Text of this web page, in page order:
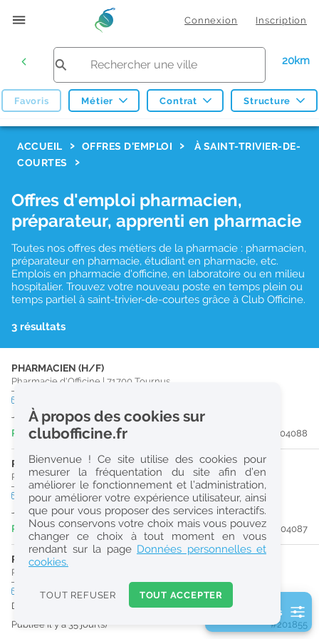
Connexion Inscription
20km
Favoris Métier Contrat Structure
Réinitialiser
2
0
k
Consulter les offres de la France d'outre-mer
ACCUEIL OFFRES D'EMPLOI
À SAINT-TRIVIER-DE-
COURTES
Offres d'emploi pharmacien,
préparateur, apprenti en pharmacie
Toutes nos offres des métiers de la pharmacie : pharmacien,
préparateur en pharmacie, étudiant en pharmacie, etc.
Emplois en pharmacie d'officine, en laboratoire ou en milieu
hospitalier. Trouvez votre nouveau poste en temps plein ou
temps partiel à saint-trivier-de-courtes grâce à Club Officine.
3 résultats
PHARMACIEN (H/F)
Pharmacie d'Officine | 71700 Tournus
Jusqu'au 30/12/26
Publiée il y a 4 jour(s)
#204088
PRÉPARATEUR EN PHARMACIE (H/F)
Pharmacie d'Officine|71700Tournus
CDDtemps partiel
Jusqu'au 29/12/26
Publiée il y a 4 jour(s)
#204087
PHARMACIEN (H/F)
Pharmacie d'Officine
CDItemps plein
Dès que possible
URGENT
Publiée il y a 35 jour(s) #201855
2 filtre(s) actifs
À propos des cookies sur
clubofficine.fr
Bienvenue ! Ce site utilise des cookies pour
mesurer la fréquentation du site afin d’en
améliorer le fonctionnement et l’administration,
pour améliorer votre expérience utilisateur, ainsi
que pour vous proposer des services interactifs.
Nous conservons votre choix mais vous pouvez
changer ce choix à tout moment en vous
rendant sur la page Données personnelles et
cookies.
TOUT REFUSER TOUT ACCEPTER